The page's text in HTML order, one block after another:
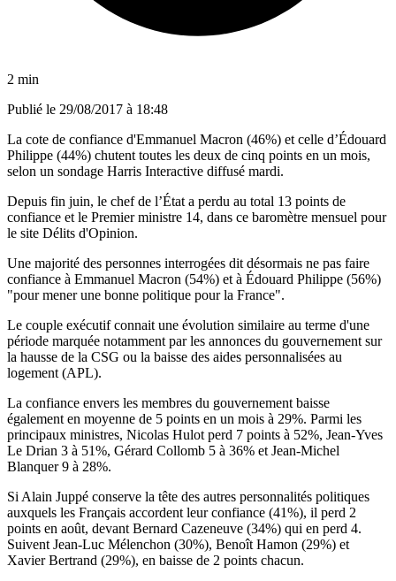
2 min
Publié le 29/08/2017 à 18:48
La cote de confiance d'Emmanuel Macron (46%) et celle d’Édouard
Philippe (44%) chutent toutes les deux de cinq points en un mois,
selon un sondage Harris Interactive diffusé mardi.
Depuis fin juin, le chef de l’État a perdu au total 13 points de
confiance et le Premier ministre 14, dans ce baromètre mensuel pour
le site Délits d'Opinion.
Une majorité des personnes interrogées dit désormais ne pas faire
confiance à Emmanuel Macron (54%) et à Édouard Philippe (56%)
"pour mener une bonne politique pour la France".
Le couple exécutif connait une évolution similaire au terme d'une
période marquée notamment par les annonces du gouvernement sur
la hausse de la CSG ou la baisse des aides personnalisées au
logement (APL).
La confiance envers les membres du gouvernement baisse
également en moyenne de 5 points en un mois à 29%. Parmi les
principaux ministres, Nicolas Hulot perd 7 points à 52%, Jean-Yves
Le Drian 3 à 51%, Gérard Collomb 5 à 36% et Jean-Michel
Blanquer 9 à 28%.
Si Alain Juppé conserve la tête des autres personnalités politiques
auxquels les Français accordent leur confiance (41%), il perd 2
points en août, devant Bernard Cazeneuve (34%) qui en perd 4.
Suivent Jean-Luc Mélenchon (30%), Benoît Hamon (29%) et
Xavier Bertrand (29%), en baisse de 2 points chacun.